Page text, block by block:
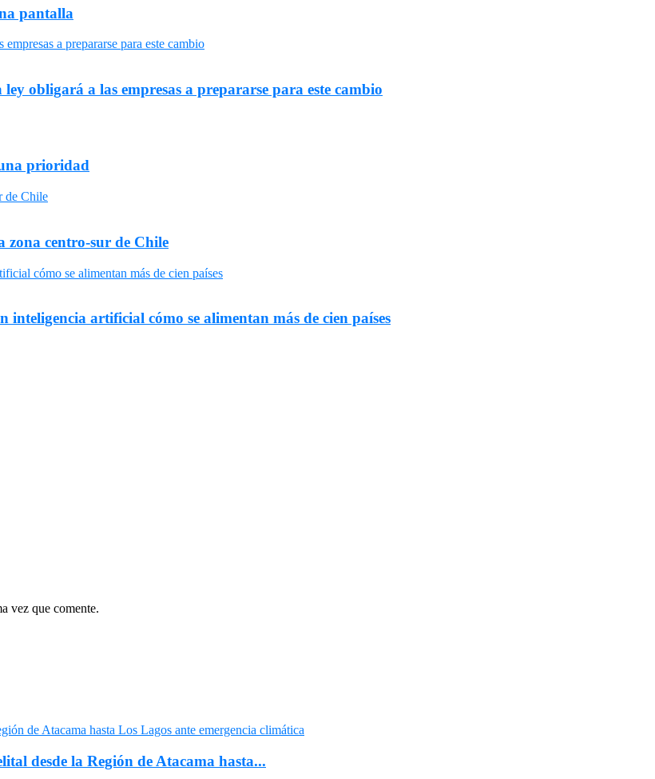
pantalla
obligará a las empresas a prepararse para este cambio
prioridad
zona centro-sur de Chile
artificial cómo se alimentan más de cien países
vez que comente.
desde la Región de Atacama hasta...